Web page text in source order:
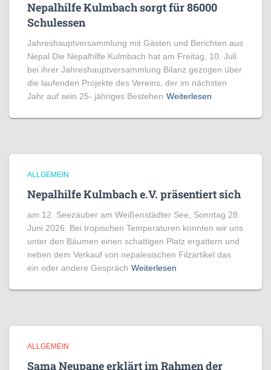
Nepalhilfe Kulmbach sorgt für 86000
Schulessen
Jahreshauptversammlung mit Gästen und Berichten aus
Nepal Die Nepalhilfe Kulmbach hat am Freitag, 10. Juli
bei ihrer Jahreshauptversammlung Bilanz gezogen über
die laufenden Projekte des Vereins, der im nächsten
Jahr auf sein 25- jähriges Bestehen Weiterlesen
ALLGEMEIN
Nepalhilfe Kulmbach e.V. präsentiert sich
am 12. Seezauber am Weißenstädter See, Sonntag 28.
Juni 2026. Bei tropischen Temperaturen konnten wir uns
unter den Bäumen einen schattigen Platz ergattern und
neben dem Verkauf von nepalesischen Filzartikel das
ein oder andere Gespräch Weiterlesen
ALLGEMEIN
Sama Neupane erklärt im Rahmen der